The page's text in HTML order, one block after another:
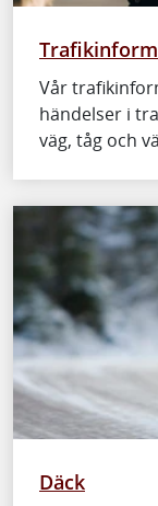
Vår
händelser i
väg, tåg och
Däck